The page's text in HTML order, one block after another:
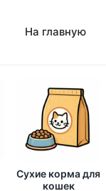
На главную
Сухие корма для
кошек